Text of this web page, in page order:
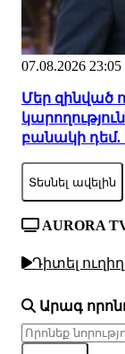
07.08.2026 23:05
Մեր զինված
բանակի
Տեսնել ավելին
AURORA
Դիտել
Արագ